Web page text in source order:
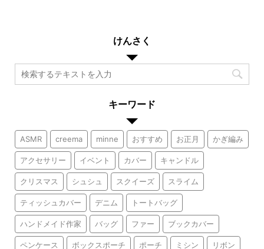
けんさく
キーワード
ASMR creema minne おすすめ お正月 かぎ編み
アクセサリー イベント カバー キャンドル
クリスマス シュシュ スクイーズ スライム
ティッシュカバー デニム トートバッグ
ハンドメイド作家 バッグ ファー ブックカバー
ペンケース ボックスポーチ ポーチ ミシン リボン